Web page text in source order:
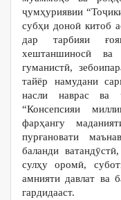
ҷумҳуриявии
субҳи доноӣ китоб
дар тарбияи
хештаншиносӣ ва
гуманистӣ,
тайёр намудани
насли наврас ва
“Консепсияи
фарҳангу
пурғановати
баланди
сулҳу оромӣ,
амнияти давлат ва
гардидааст.